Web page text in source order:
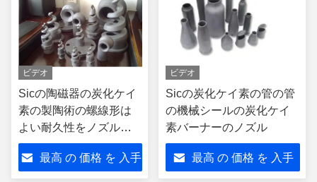
ビデオ
Sicの陶磁器の炭化ケイ
素の製陶術の螺線形は
よい耐久性をノズルを
通して出す
最高 の 価格 を 入手
ビデオ
Sicの炭化ケイ素の管の管
の機械シールの炭化ケイ
素バーナーのノズル
最高 の 価格 を 入手